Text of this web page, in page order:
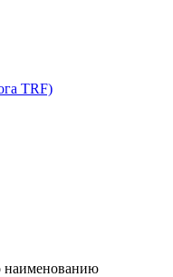
TRF)
наименованию